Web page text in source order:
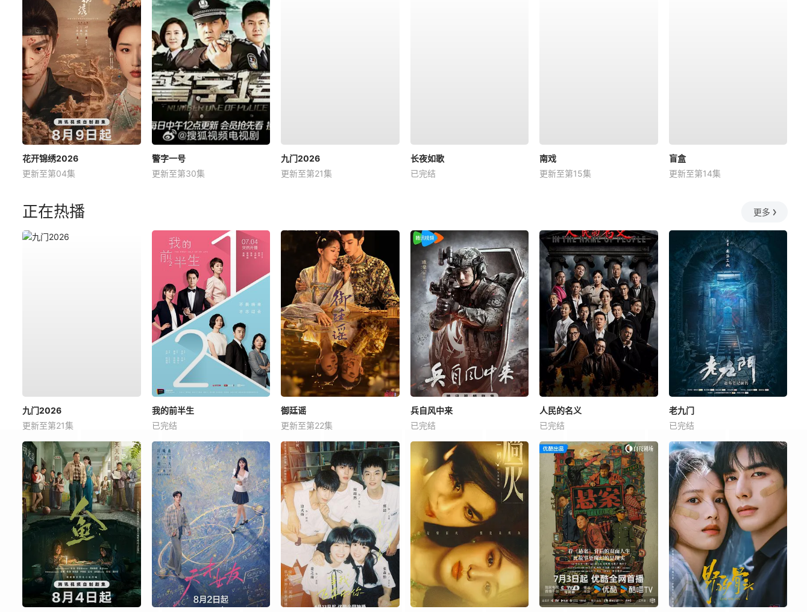
花开锦绣2026
更新至第04集
警字一号
更新至第30集
九门2026
更新至第21集
长夜如歌
已完结
南戏
更新至第15集
盲盒
更新至第14集
正在热播 更多
九门2026
更新至第21集
我的前半生
已完结
御廷谣
更新至第22集
兵自风中来
已完结
人民的名义
已完结
老九门
已完结